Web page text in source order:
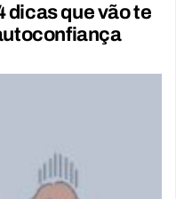
dicas que vão te